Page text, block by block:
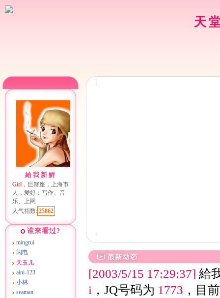
天
給我新鮮
Girl ，巨蟹座，上海市
人，爱好：写作、音
乐、上网
人气指数: 25862
谁来看过?
mingrui
闪电
天玉儿
aini-123
小林
seaman
[2003/5/15 17:29:37] 給
i ，JQ号码为 1773 ，目前